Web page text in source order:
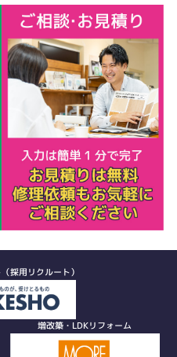
採用リクルート）
増改築・LDKリフォーム